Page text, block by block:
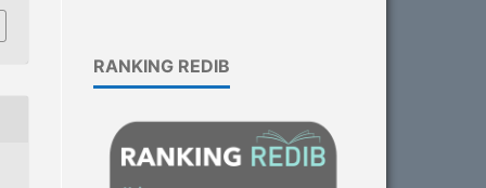
RANKING REDIB